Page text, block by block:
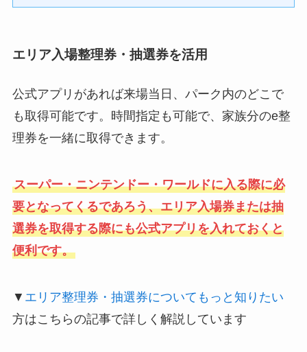
エリア入場整理券・抽選券を活用
公式アプリがあれば来場当日、パーク内のどこで
も取得可能です。時間指定も可能で、家族分のe整
理券を一緒に取得できます。
スーパー・ニンテンドー・ワールドに入る際に必
要となってくるであろう、エリア入場券または抽
選券を取得する際にも公式アプリを入れておくと
便利です。
▼ エリア整理券・抽選券についてもっと知りたい
方はこちらの記事で詳しく解説しています